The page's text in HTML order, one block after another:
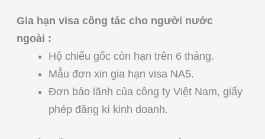
Gia hạn visa công tác cho người nước
ngoài :
Hộ chiếu gốc còn hạn trên 6 tháng.
Mẫu đơn xin gia hạn visa NA5.
Đơn bảo lãnh của công ty Việt Nam, giấy
phép đăng kí kinh doanh.